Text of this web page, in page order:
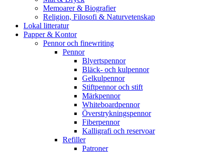
Memoarer & Biografier
Religion, Filosofi & Naturvetenskap
Lokal litteratur
Papper & Kontor
Pennor och finewriting
Pennor
Blyertspennor
Bläck- och kulpennor
Gelkulpennor
Stiftpennor och stift
Märkpennor
Whiteboardpennor
Överstrykningspennor
Fiberpennor
Kalligrafi och reservoar
Refiller
Patroner